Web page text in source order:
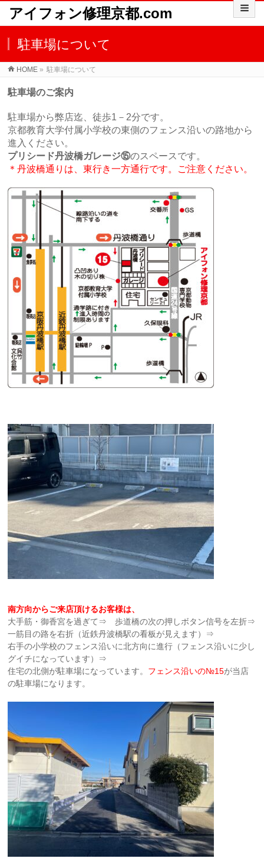
アイフォン修理京都.com
駐車場について
HOME » 駐車場について
駐車場のご案内
駐車場から弊店迄、徒歩1－2分です。
京都教育大学付属小学校の東側のフェンス沿いの路地から
進入ください。
プリシード丹波橋ガレージ⑮のスペースです。
＊丹波橋通りは、東行き一方通行です。ご注意ください。
南方向からご来店頂けるお客様は、
大手筋・御香宮を過ぎて⇒ 歩道橋の次の押しボタン信号を左折⇒
一筋目の路を右折（近鉄丹波橋駅の看板が見えます）⇒
右手の小学校のフェンス沿いに北方向に進行（フェンス沿いに少し
グイチになっています）⇒
住宅の北側が駐車場になっています。 フェンス沿いの№15が当店
の駐車場になります。